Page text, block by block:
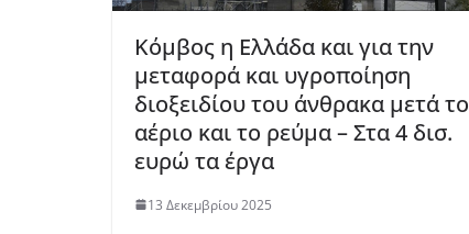
Κόμβος η Ελλάδα και για την
μεταφορά και υγροποίηση
διοξειδίου του άνθρακα μετά το
αέριο και το ρεύμα – Στα 4 δισ.
ευρώ τα έργα
13 Δεκεμβρίου 2025